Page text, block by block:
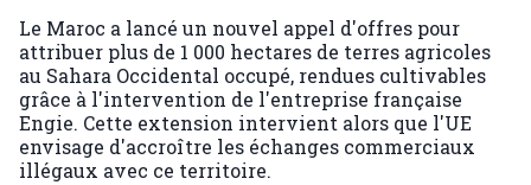
Le Maroc a lancé un nouvel appel d'offres pour
attribuer plus de 1 000 hectares de terres agricoles
au Sahara Occidental occupé, rendues cultivables
grâce à l'intervention de l'entreprise française
Engie. Cette extension intervient alors que l'UE
envisage d'accroître les échanges commerciaux
illégaux avec ce territoire.